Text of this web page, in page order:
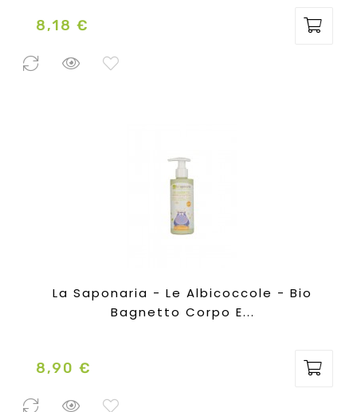
Prezzo
8,18 €
1 Pezzo
La Saponaria - Le Albicoccole - Bio
Bagnetto Corpo E...
Prezzo
8,90 €